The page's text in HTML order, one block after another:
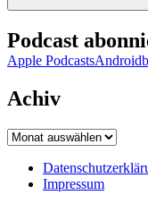
Podcast
Apple PodcastsAndroid
Achiv
Achiv
Impressum